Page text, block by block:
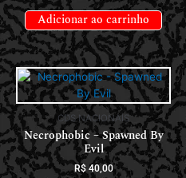
Adicionar ao carrinho
CDS NACIONAIS
Necrophobic – Spawned By
Evil
R$40,00